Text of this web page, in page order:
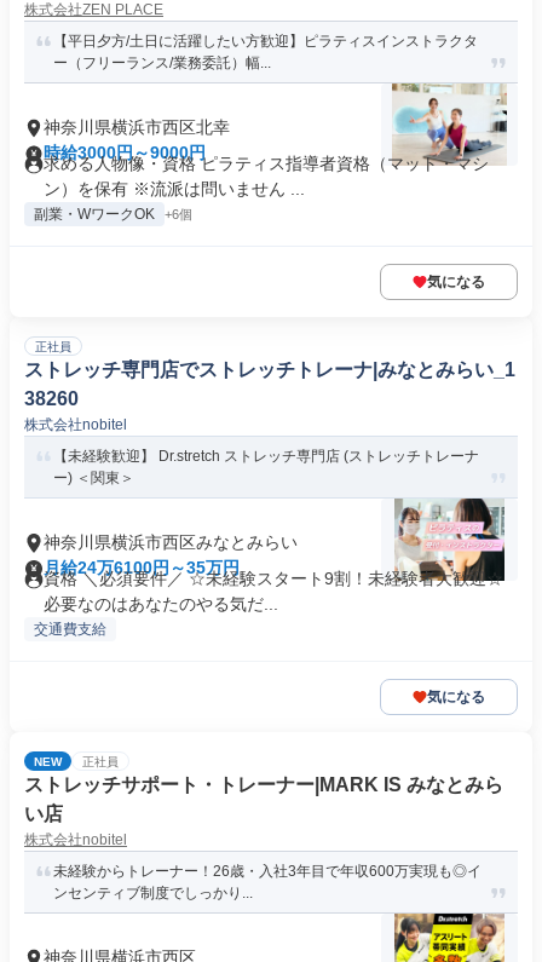
株式会社ZEN PLACE
【平日夕方/土日に活躍したい方歓迎】ピラティスインストラクタ
ー（フリーランス/業務委託）幅...
神奈川県横浜市西区北幸
時給3000円～9000円
求める人物像・資格 ピラティス指導者資格（マット・マシ
ン）を保有 ※流派は問いません ...
副業・WワークOK +6個
気になる
正社員
ストレッチ専門店でストレッチトレーナ|みなとみらい_1
38260
株式会社nobitel
【未経験歓迎】 Dr.stretch ストレッチ専門店 (ストレッチトレーナ
ー) ＜関東＞
神奈川県横浜市西区みなとみらい
月給24万6100円～35万円
資格 ＼必須要件／ ☆未経験スタート9割！未経験者大歓迎☆
必要なのはあなたのやる気だ...
交通費支給
気になる
NEW 正社員
ストレッチサポート・トレーナー|MARK IS みなとみら
い店
株式会社nobitel
未経験からトレーナー！26歳・入社3年目で年収600万実現も◎イ
ンセンティブ制度でしっかり...
神奈川県横浜市西区